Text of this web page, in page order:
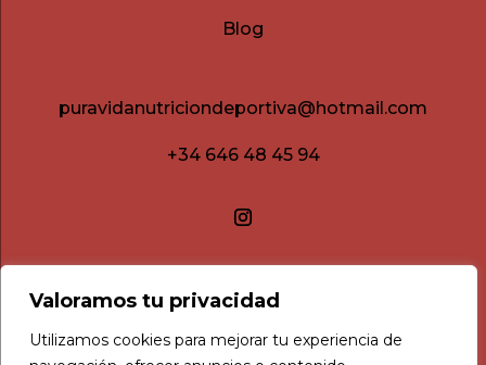
Valoramos tu privacidad
Utilizamos cookies para mejorar tu experiencia de
Blog
puravidanutriciondeportiva@hotmail.com
+34 646 48 45 94